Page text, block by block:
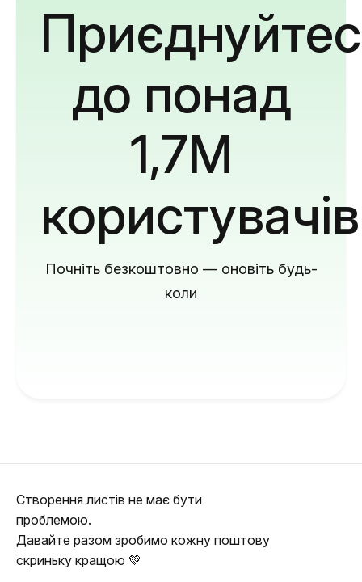
до понад
1,7M
користувачів
Почніть безкоштовно — оновіть будь-
коли
Створення листів не має бути
проблемою.
Давайте разом зробимо кожну поштову
скриньку кращою 💚